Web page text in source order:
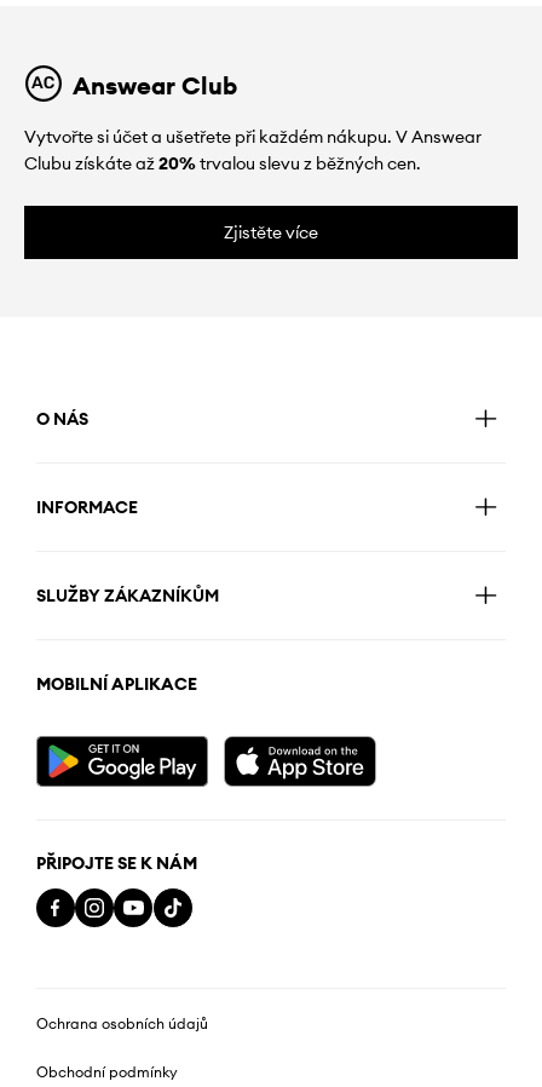
Answear Club
Vytvořte si účet a ušetřete při každém nákupu. V Answear
Clubu získáte až20%trvalou slevu z běžných cen.
Zjistěte více
O NÁS
INFORMACE
SLUŽBY ZÁKAZNÍKŮM
MOBILNÍ APLIKACE
PŘIPOJTE SE K NÁM
Ochrana osobních údajů
Obchodní podmínky